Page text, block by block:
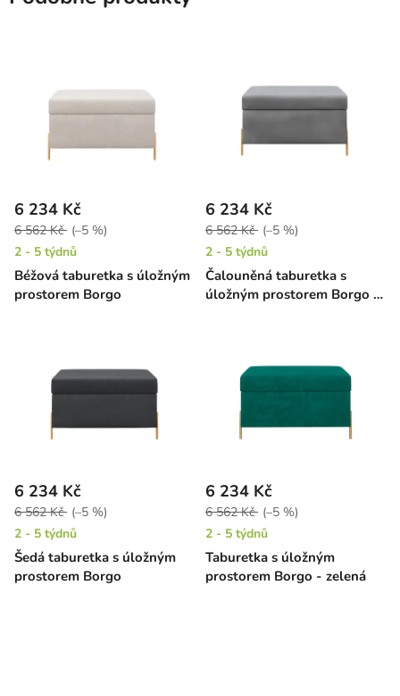
Béžová taburetka s úložným
prostorem Borgo
6 234 Kč
6 562 Kč (–5 %)
2 - 5 týdnů
Čalouněná taburetka s
úložným prostorem Borgo -
6 234 Kč
6 562 Kč (–5 %)
2 - 5 týdnů
Šedá taburetka s úložným
prostorem Borgo
6 234 Kč
6 562 Kč (–5 %)
2 - 5 týdnů
Taburetka s úložným
prostorem Borgo - zelená
6 234 Kč
6 562 Kč (–5 %)
2 - 5 týdnů